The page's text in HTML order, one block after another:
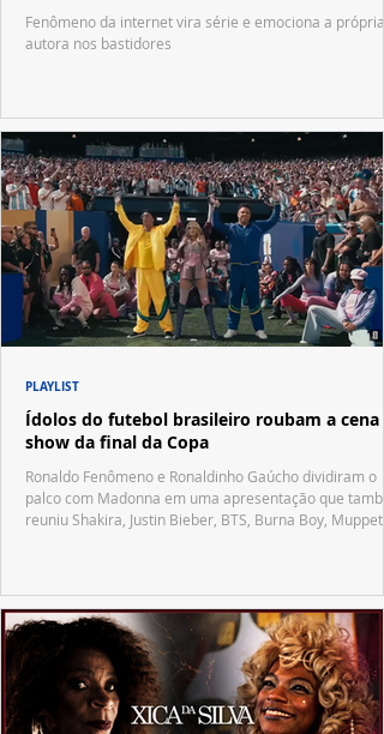
Fenômeno da internet vira série e emociona a própria
autora nos bastidores
Ídolos do futebol brasileiro roubam a cena
show da final da Copa
Ronaldo Fenômeno e Ronaldinho Gaúcho dividiram o
palco com Madonna em uma apresentação que
reuniu Shakira, Justin Bieber, BTS, Burna Boy, Muppets,
PLAYLIST